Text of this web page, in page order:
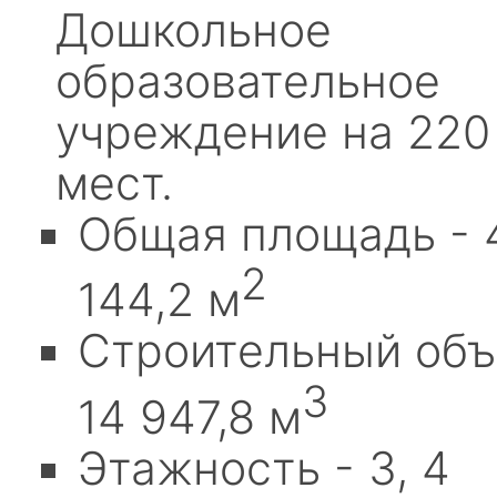
Дошкольное
образовательное
учреждение на 220
мест.
Общая площадь -
144,2 м2
Строительный
14 947,8 м3
Этажность - 3, 4